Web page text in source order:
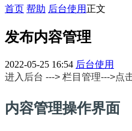
首页 帮助 后台使用 正文
发布内容管理
2022-05-25 16:54 后台使用
进入后台 ---> 栏目管理--->点
内容管理操作界面